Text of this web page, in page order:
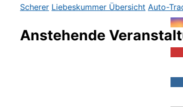
Scherer Liebeskummer Übersicht Auto-
Anstehende